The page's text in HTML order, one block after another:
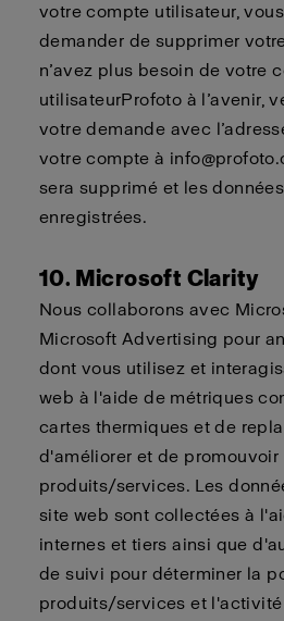
votre compte utilisateur,
demander de supprimer
n’avez plus besoin de votre
utilisateurProfoto à l’avenir,
votre demande avec
votre compte à
sera supprimé et les
enregistrées.
10. Microsoft Clarity
Nous collaborons avec
Microsoft Advertising pour
dont vous utilisez et
web à l'aide de métriques
cartes thermiques et de
d'améliorer et de promouvoir
produits/services. Les
site web sont collectées à
internes et tiers ainsi que
de suivi pour déterminer la
produits/services et l'activité